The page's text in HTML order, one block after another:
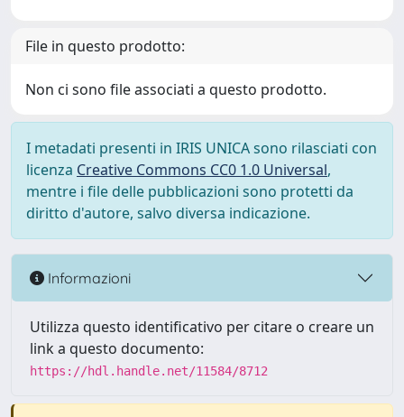
File in questo prodotto:
Non ci sono file associati a questo prodotto.
I metadati presenti in IRIS UNICA sono rilasciati con
licenza Creative Commons CC0 1.0 Universal,
mentre i file delle pubblicazioni sono protetti da
diritto d'autore, salvo diversa indicazione.
Informazioni
Utilizza questo identificativo per citare o creare un
link a questo documento:
https://hdl.handle.net/11584/8712